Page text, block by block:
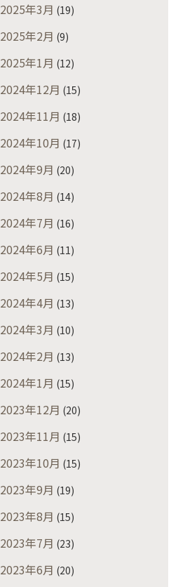
2025年3月 (19)
2025年2月 (9)
2025年1月 (12)
2024年12月 (15)
2024年11月 (18)
2024年10月 (17)
2024年9月 (20)
2024年8月 (14)
2024年7月 (16)
2024年6月 (11)
2024年5月 (15)
2024年4月 (13)
2024年3月 (10)
2024年2月 (13)
2024年1月 (15)
2023年12月 (20)
2023年11月 (15)
2023年10月 (15)
2023年9月 (19)
2023年8月 (15)
2023年7月 (23)
2023年6月 (20)